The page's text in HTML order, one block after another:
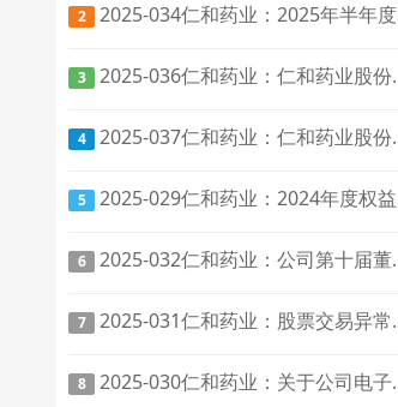
2 2025-034仁和药业：2025年半年度报告摘要
3 2025-036仁和药业：仁和药业股份有限公司第十届董事会第三次会议决议公告
4 2025-037仁和药业：仁和药业股份有限公司关于修订《公司章程》及相关制度的公告
5 2025-029仁和药业：2024年度权益分派实施公告
6 2025-032仁和药业：公司第十届董事会第二次会议决议公告
7 2025-031仁和药业：股票交易异常波动公告
8 2025-030仁和药业：关于公司电子邮箱变更的公告